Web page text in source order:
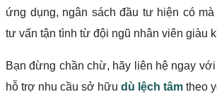
ứng dụng, ngân sách đầu tư hiện có
tư vấn tận tình từ đội ngũ nhân viên giàu
Bạn đừng chần chừ, hãy liên hệ ngay
hỗ trợ nhu cầu sở hữu dù lệch tâm theo